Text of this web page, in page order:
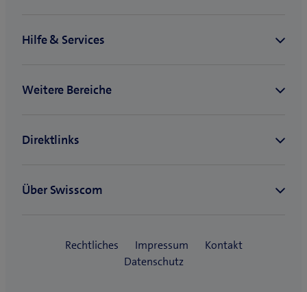
während 6 Monaten die
Monate bei allen beem Office
bei Smart Business Connect.
anderen Promotionen